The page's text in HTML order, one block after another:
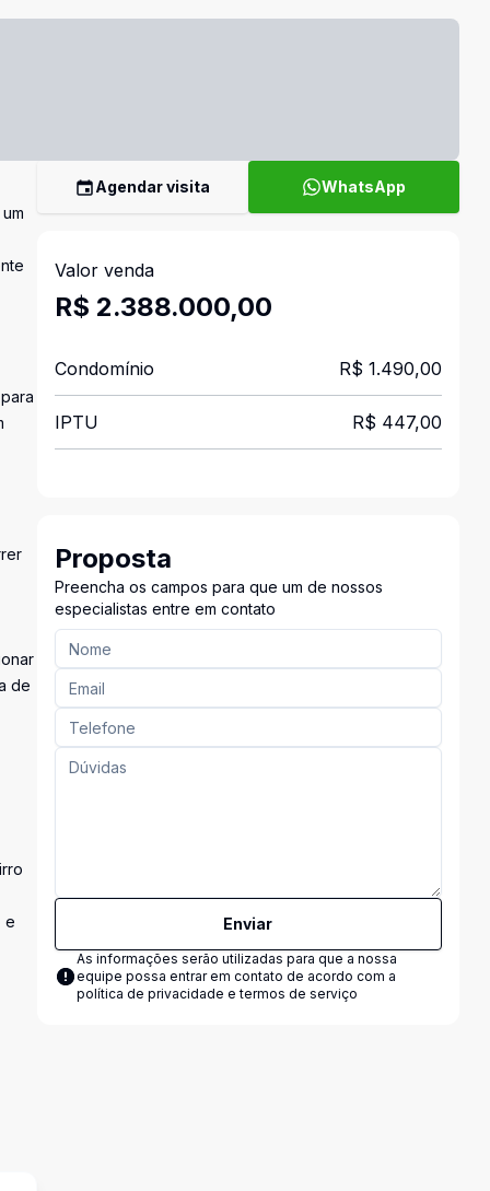
de
e
Agendar visita WhatsApp
Valor venda
R$ 2.388.000,00
Condomínio R$ 1.490,00
IPTU R$ 447,00
Proposta
Preencha os campos para que um de nossos
especialistas entre em contato
Enviar
As informações serão utilizadas para que a nossa
equipe possa entrar em contato de acordo com a
política de privacidade e termos de serviço